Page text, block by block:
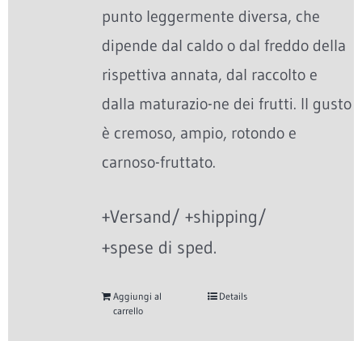
punto leggermente diversa, che
dipende dal caldo o dal freddo della
rispettiva annata, dal raccolto e
dalla maturazio-ne dei frutti. Il gusto
è cremoso, ampio, rotondo e
carnoso-fruttato.
+Versand/ +shipping/
+spese di sped.
Aggiungi al
carrello
Details